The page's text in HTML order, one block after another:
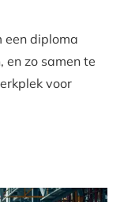
een diploma
en zo samen te
voor